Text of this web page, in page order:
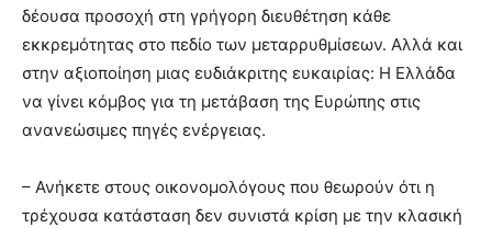
δέουσα προσοχή στη γρήγορη διευθέτηση κάθε
εκκρεμότητας στο πεδίο των μεταρρυθμίσεων. Αλλά και
στην αξιοποίηση μιας ευδιάκριτης ευκαιρίας: Η Ελλάδα
να γίνει κόμβος για τη μετάβαση της Ευρώπης στις
ανανεώσιμες πηγές ενέργειας.
– Ανήκετε στους οικονομολόγους που θεωρούν ότι η
τρέχουσα κατάσταση δεν συνιστά κρίση με την κλασική